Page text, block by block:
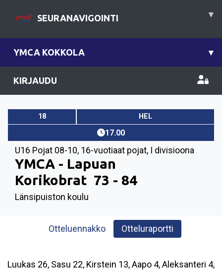
SEURANAVIGOINTI ▾
YMCA KOKKOLA ▾
KIRJAUDU
18 HEL
17.00
U16 Pojat 08-10, 16-vuotiaat pojat, I divisioona
YMCA - Lapuan
Korikobrat 73 - 84
Länsipuiston koulu
Otteluennakko Otteluraportti
Luukas 26, Sasu 22, Kirstein 13, Aapo 4, Aleksanteri 4,